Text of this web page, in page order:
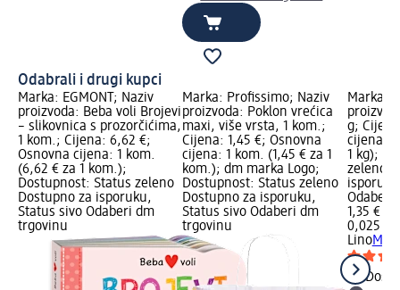
Odabrali i drugi kupci
Marka: EGMONT; Naziv
proizvoda: Beba voli Brojevi
– slikovnica s prozorčićima,
1 kom.; Cijena: 6,62 €;
Osnovna cijena: 1 kom.
(6,62 € za 1 kom.);
Dostupnost: Status zeleno
Dostupno za isporuku,
Status sivo Odaberi dm
trgovinu
Marka: Profissimo; Naziv
proizvoda: Poklon vrećica
maxi, više vrsta, 1 kom.;
Cijena: 1,45 €; Osnovna
cijena: 1 kom. (1,45 € za 1
kom.); dm marka Logo;
Dostupnost: Status zeleno
Dostupno za isporuku,
Status sivo Odaberi dm
trgovinu
Marka:
g;
cijena:
1 kg);
zeleno
Odaberi
1,35 €
0,025 kg
LinoMoj